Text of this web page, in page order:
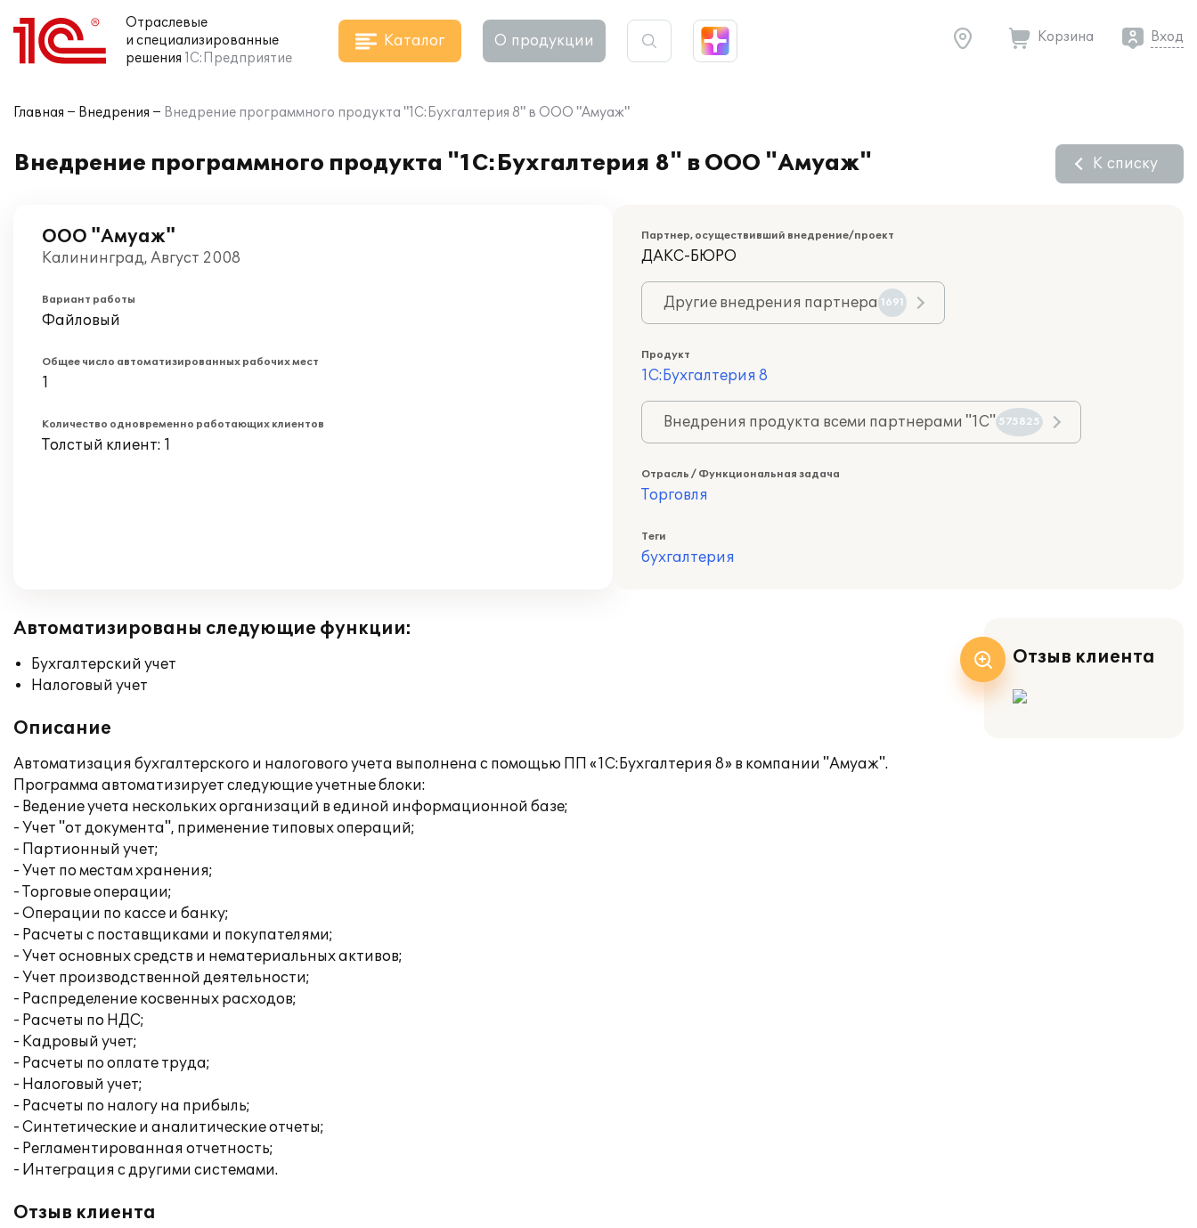
Отраслевые
и специализированные
решения 1С:Предприятие
Каталог О продукции Корзина Вход
Главная Внедрения Внедрение программного продукта "1С:Бухгалтерия 8" в ООО "Амуаж"
Внедрение программного продукта "1С:Бухгалтерия 8" в ООО "Амуаж" К списку
ООО "Амуаж"
Калининград, Август 2008
Вариант работы
Файловый
Общее число автоматизированных рабочих мест
1
Количество одновременно работающих клиентов
Толстый клиент: 1
Партнер, осуществивший внедрение/проект
ДАКС-БЮРО
Другие внедрения партнера 1691
Продукт
1С:Бухгалтерия 8
Внедрения продукта всеми партнерами "1С" 575825
Отрасль / Функциональная задача
Торговля
Теги
бухгалтерия
Автоматизированы следующие функции:
Бухгалтерский учет
Налоговый учет
Описание
Автоматизация бухгалтерского и налогового учета выполнена с помощью ПП «1С:Бухгалтерия 8» в компании "Амуаж".
Программа автоматизирует следующие учетные блоки:
- Ведение учета нескольких организаций в единой информационной базе;
- Учет "от документа", применение типовых операций;
- Партионный учет;
- Учет по местам хранения;
- Торговые операции;
- Операции по кассе и банку;
- Расчеты с поставщиками и покупателями;
- Учет основных средств и нематериальных активов;
- Учет производственной деятельности;
- Распределение косвенных расходов;
- Расчеты по НДС;
- Кадровый учет;
- Расчеты по оплате труда;
- Налоговый учет;
- Расчеты по налогу на прибыль;
- Синтетические и аналитические отчеты;
- Регламентированная отчетность;
- Интеграция с другими системами.
Отзыв клиента
Отзыв клиента